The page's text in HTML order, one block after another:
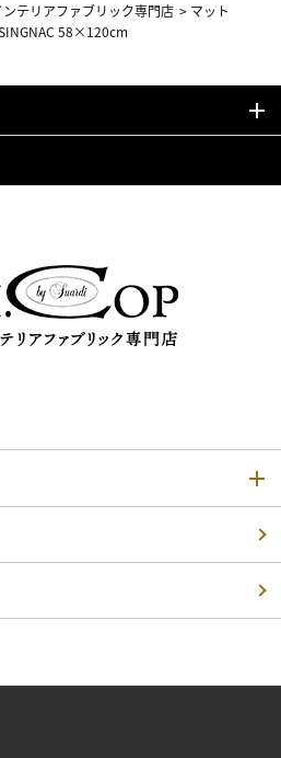
テリアファブリック専門店 > マット
58×120cm